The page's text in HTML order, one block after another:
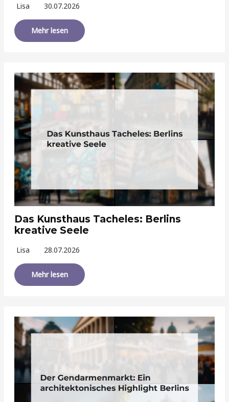
Lisa 30.07.2026
Mehr lesen
Das Kunsthaus Tacheles: Berlins
kreative Seele
Lisa 28.07.2026
Mehr lesen